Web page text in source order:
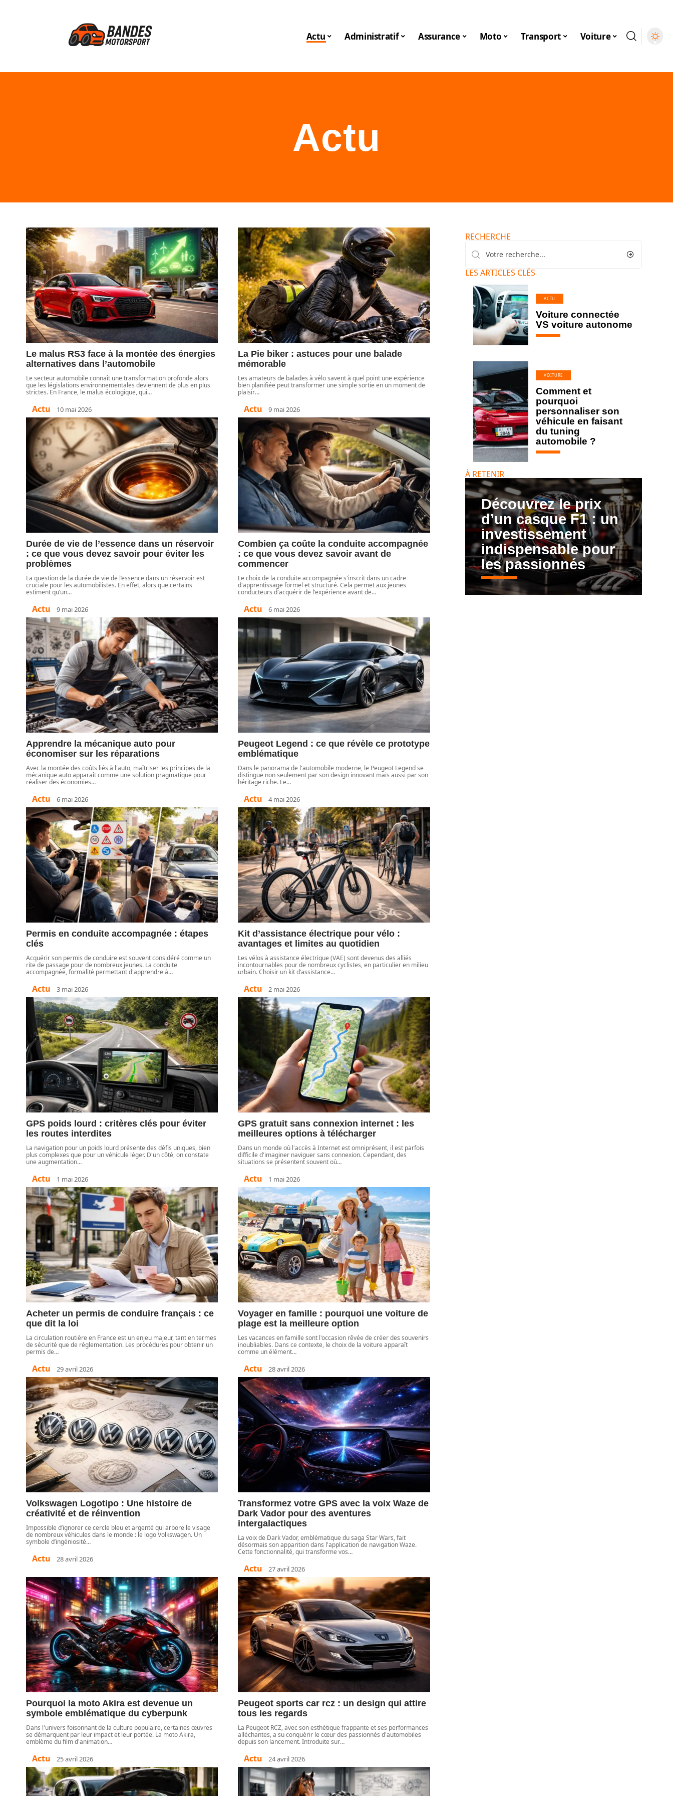
Actu Administratif Assurance Moto Transport Voiture
Actu
Le malus RS3 face à la montée des énergies
alternatives dans l’automobile
Le secteur automobile connaît une transformation profonde alors
que les législations environnementales deviennent de plus en plus
strictes. En France, le malus écologique, qui…
Actu 10 mai 2026
La Pie biker : astuces pour une balade
mémorable
Les amateurs de balades à vélo savent à quel point une expérience
bien planifiée peut transformer une simple sortie en un moment de
plaisir…
Actu 9 mai 2026
Durée de vie de l’essence dans un réservoir
: ce que vous devez savoir pour éviter les
problèmes
La question de la durée de vie de l’essence dans un réservoir est
cruciale pour les automobilistes. En effet, alors que certains
estiment qu’un…
Actu 9 mai 2026
Combien ça coûte la conduite accompagnée
: ce que vous devez savoir avant de
commencer
Le choix de la conduite accompagnée s'inscrit dans un cadre
d'apprentissage formel et structuré. Cela permet aux jeunes
conducteurs d'acquérir de l'expérience avant de…
Actu 6 mai 2026
Apprendre la mécanique auto pour
économiser sur les réparations
Avec la montée des coûts liés à l'auto, maîtriser les principes de la
mécanique auto apparaît comme une solution pragmatique pour
réaliser des économies…
Actu 6 mai 2026
Peugeot Legend : ce que révèle ce prototype
emblématique
Dans le panorama de l'automobile moderne, le Peugeot Legend se
distingue non seulement par son design innovant mais aussi par son
héritage riche. Le…
Actu 4 mai 2026
Permis en conduite accompagnée : étapes
clés
Acquérir son permis de conduire est souvent considéré comme un
rite de passage pour de nombreux jeunes. La conduite
accompagnée, formalité permettant d'apprendre à…
Actu 3 mai 2026
Kit d’assistance électrique pour vélo :
avantages et limites au quotidien
Les vélos à assistance électrique (VAE) sont devenus des alliés
incontournables pour de nombreux cyclistes, en particulier en milieu
urbain. Choisir un kit d’assistance…
Actu 2 mai 2026
GPS poids lourd : critères clés pour éviter
les routes interdites
La navigation pour un poids lourd présente des défis uniques, bien
plus complexes que pour un véhicule léger. D'un côté, on constate
une augmentation…
Actu 1 mai 2026
GPS gratuit sans connexion internet : les
meilleures options à télécharger
Dans un monde où l'accès à Internet est omniprésent, il est parfois
difficile d'imaginer naviguer sans connexion. Cependant, des
situations se présentent souvent où…
Actu 1 mai 2026
Acheter un permis de conduire français : ce
que dit la loi
La circulation routière en France est un enjeu majeur, tant en termes
de sécurité que de réglementation. Les procédures pour obtenir un
permis de…
Actu 29 avril 2026
Voyager en famille : pourquoi une voiture de
plage est la meilleure option
Les vacances en famille sont l'occasion rêvée de créer des souvenirs
inoubliables. Dans ce contexte, le choix de la voiture apparaît
comme un élément…
Actu 28 avril 2026
Volkswagen Logotipo : Une histoire de
créativité et de réinvention
Impossible d’ignorer ce cercle bleu et argenté qui arbore le visage
de nombreux véhicules dans le monde : le logo Volkswagen. Un
symbole d’ingéniosité…
Actu 28 avril 2026
Transformez votre GPS avec la voix Waze de
Dark Vador pour des aventures
intergalactiques
La voix de Dark Vador, emblématique du saga Star Wars, fait
désormais son apparition dans l'application de navigation Waze.
Cette fonctionnalité, qui transforme vos…
Actu 27 avril 2026
Pourquoi la moto Akira est devenue un
symbole emblématique du cyberpunk
Dans l'univers foisonnant de la culture populaire, certaines œuvres
se démarquent par leur impact et leur portée. La moto Akira,
emblème du film d'animation…
Actu 25 avril 2026
Peugeot sports car rcz : un design qui attire
tous les regards
La Peugeot RCZ, avec son esthétique frappante et ses performances
alléchantes, a su conquérir le cœur des passionnés d'automobiles
depuis son lancement. Introduite sur…
Actu 24 avril 2026
RECHERCHE
LES ARTICLES CLÉS
ACTU
Voiture connectée
VS voiture autonome
VOITURE
Comment et
pourquoi
personnaliser son
véhicule en faisant
du tuning
automobile ?
À RETENIR
Découvrez le prix
d’un casque F1 : un
investissement
indispensable pour
les passionnés